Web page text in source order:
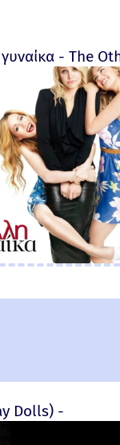
- The
Dolls) -